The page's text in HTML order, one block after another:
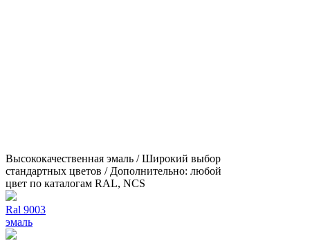
Высококачественная эмаль / Широкий выбор
стандартных цветов / Дополнительно: любой
цвет по каталогам RAL, NCS
Ral 9003
эмаль